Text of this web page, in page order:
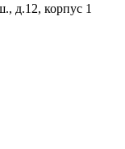
д.12, корпус 1